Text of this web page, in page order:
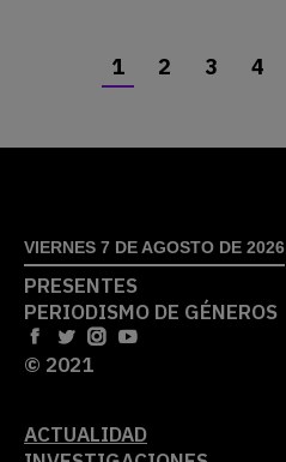
1 2 3 4
VIERNES 7 DE AGOSTO DE 2026
PRESENTES
PERIODISMO DE GÉNEROS
© 2021
ACTUALIDAD